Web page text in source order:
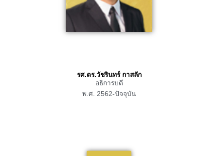
รศ.ดร.วัชรินทร์ กาสลัก
อธิการบดี
พ.ศ. 2562-ปัจจุบัน